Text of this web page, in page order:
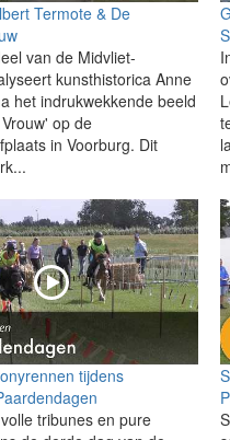
Termote & De
van de Midvliet-
kunsthistorica Anne
het indrukwekkende beeld
op de
in Voorburg. Dit
tijdens
tribunes en pure